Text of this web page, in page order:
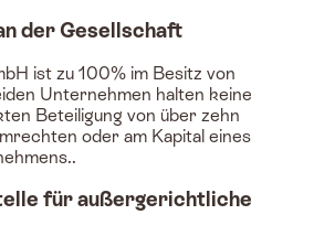
der Gesellschaft
ist zu 100% im Besitz von
Unternehmen halten keine
Beteiligung von über zehn
oder am Kapital eines
für außergerichtliche